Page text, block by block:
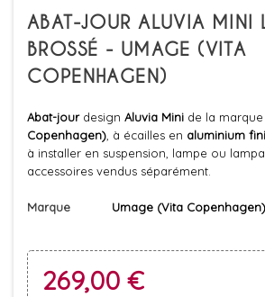
ABAT-JOUR ALUVIA MINI
BROSSÉ - UMAGE (VITA
COPENHAGEN)
Abat-jourdesign Aluvia Mini de la marque
Copenhagen) , à écailles en aluminium
à installer en suspension, lampe ou
accessoires vendus séparément.
Marque Umage (Vita Copenhagen)
269,00 €